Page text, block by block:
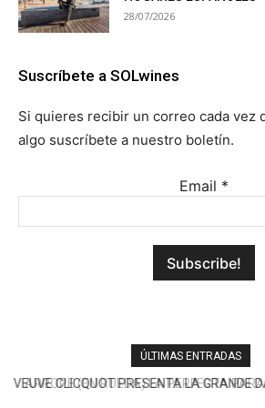
28/07/2026
Suscríbete a SOLwines
Si quieres recibir un correo cada vez
algo suscríbete a nuestro boletín.
Email *
ÚLTIMAS ENTRADAS
ARROPE (EN RUEDA) LA PERFECTA